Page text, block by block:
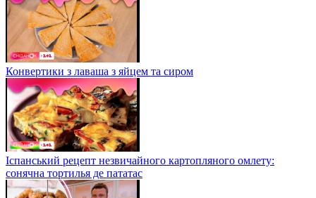
Конвертики з лаваша з яйцем та сиром
Іспанський рецепт незвичайного картопляного омлету:
сонячна тортилья де пататас